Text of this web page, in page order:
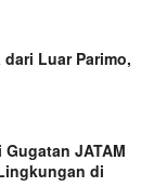
Luar Parimo,
JATAM
di